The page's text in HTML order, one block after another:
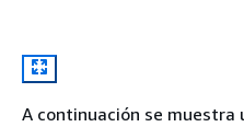
A continuación se muestra